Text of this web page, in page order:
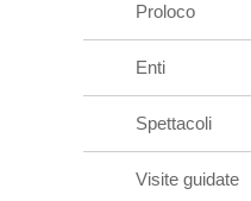
Proloco
Enti
Spettacoli
Visite guidate